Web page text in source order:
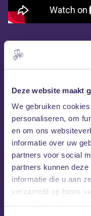
Deze website maakt
We gebruiken
personaliseren, om
en om ons
informatie over uw
partners voor social
partners kunnen
informatie die u aan
verzameld op basis